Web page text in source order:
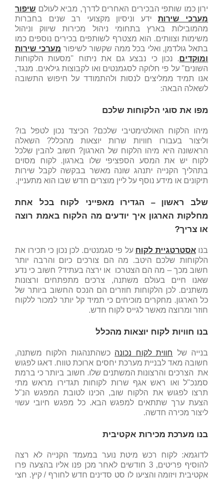
ירון כמו שותפי הבכירים האחרים לדרך, מביא לעולם שיפור
מערכי שירותידע וניסיון מקצועי רב שנים בחברות
מהמובילות בארץ בתחומי ניהול מכירות שיווק וניהול
משימות וצוותים. הוא מצטרף לשותפים בכירים נוספים כמו
בתאל גולדמן, ואלי בכל ממה שקשור לשיפור מערכי שירות
ומוקדים. נכון כי נבצע גם את ניתוח "מסעות הלקוחות
השונים" על פי חלוקה לסגמנטים ואו לקבוצות גילאים. מנגד,
אנו תמיד ממליצים לנסות ולהתמודד על חיפוש התשובה
לשאלה הבאה:
מפו את סוגי הלקוחות שלכם
מיהו הלקוח האולטימטיבי שלכם? הכיצד נכון לטפל בו?
וליצור בעבורו חוויות שרות יוצאות מהכלל? השאלה
הראשונה היא מיהו הלקוח של הארגון? חשוב להבין שלכל
לקוח יש את המסע הספציפי שלו בארגון. לקוח מסוים
בתהליך הקנייה יתנהג שונה מאשר בבקשה לקבל שירות
תיקונים או מידע נוסף על ליין מוצרים חדש שבו הוא מתעניין.
שלב ראשון – הגדירו מאפייני לקוח בכל אחת
מחלקות הארגון איך יודעים מה הלקוח באמת רוצה
או צריך?
בנו אסטרטגיית לקוח על פי סגמנטים. לכן נכון כי תכירו את
הלקוחות שלכם היטב. מה הם צורכים כיום והרבה יותר
חשוב מכך – מה הם הצטרכו או ירצה בעתיד? חשוב כי נדע
שאנו חיים בעולם משתנה, צרכים מתפתחים ורצונות
משתנים. לכן הלקוחות חוזרים הם הנכס החשוב ביותר של
כל הארגון. מחקרים מוכיחים כי תמיד קל יותר למכור ללקוח
חוזר ומרוצה מאשר לגייס לקוח חדש.
בנו חוויות לקוח יוצאות מהכלל
בנייה של חווית לקוח נכונה כשהתנהגות הלקוח משתנה,
חשובה מאד לבניית מערכת יחסים ארוכת טווח. דאגו לפגוש
את הצרכים והרצונות המשתנים שלו. חשוב ביותר כי ברמת
סמנכ"ל ואו ראש אגף שרות לקוחות תגדירו מראש מתי
תרצו לפגוש את הלקוח שוב, הכינו לטובת המפגש הנ"ל
הצעת ערך שתתאים למפגש הבא. כל מפגש חיובי עשוי
ליצור מכירה חדשה.
בנו מערכת מכירות אקטיבית
לדוגמא: לקוח רכש מיטת נוער במעמד הקנייה לא רצה
להוסיף פריטים, 3 חודשים לאחר מכן פנו אליו בהצעה פרו
אקטיבית ויזומה והציעו לו סט סדינים חדש לחורף / קיץ. חצי